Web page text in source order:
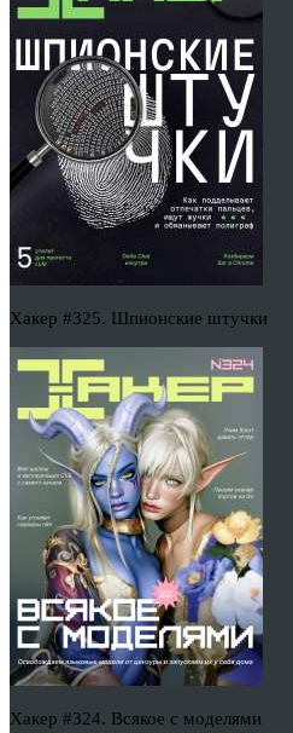
Хакер #325. Шпионские штучки
Хакер #324. Всякое с моделями